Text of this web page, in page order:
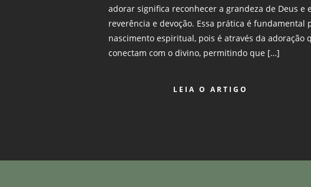
adorar significa reconhecer a grandeza de Deus e
reverência e devoção. Essa prática é fundamental
nascimento espiritual, pois é através da adoração
conectam com o divino, permitindo que […]
LEIA O ARTIGO